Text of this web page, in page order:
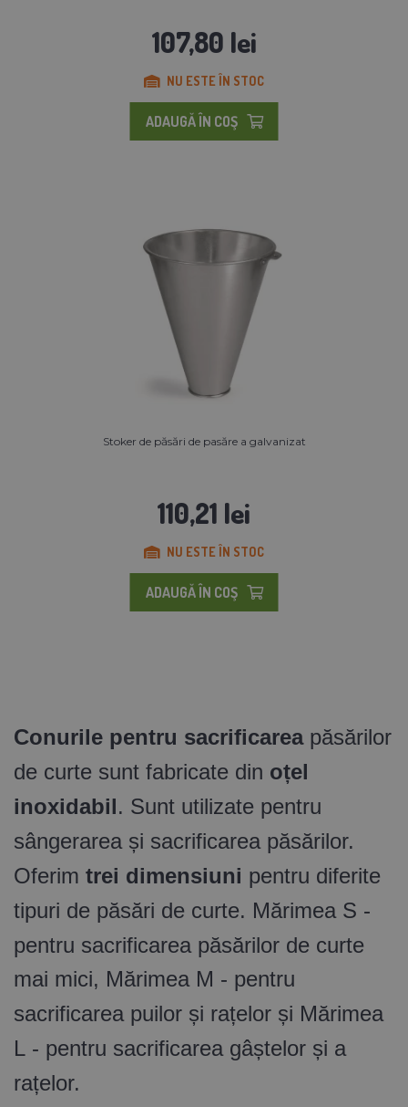
107,80 lei
NU ESTE ÎN STOC
ADAUGĂ ÎN COŞ
Stoker de păsări de pasăre a galvanizat
110,21 lei
NU ESTE ÎN STOC
ADAUGĂ ÎN COŞ
Conurile pentru sacrificareapăsărilor
de curte sunt fabricate din oțel
inoxidabil. Sunt utilizate pentru
sângerarea și sacrificarea păsărilor.
Oferim trei dimensiuni pentru diferite
tipuri de păsări de curte. Mărimea S -
pentru sacrificarea păsărilor de curte
mai mici, Mărimea M - pentru
sacrificarea puilor și rațelor și Mărimea
L - pentru sacrificarea gâștelor și a
rațelor.